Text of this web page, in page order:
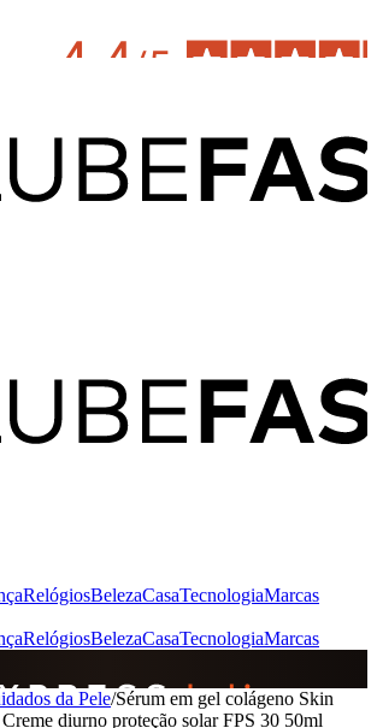
RelógiosBelezaCasaTecnologiaMarcas
RelógiosBelezaCasaTecnologiaMarcas
da Pele/Sérum em gel colágeno Skin
diurno proteção solar FPS 30 50ml